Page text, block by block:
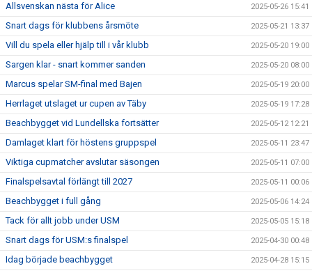
Allsvenskan nästa för Alice 2025-05-26 15:41
Snart dags för klubbens årsmöte 2025-05-21 13:37
Vill du spela eller hjälp till i vår klubb 2025-05-20 19:00
Sargen klar - snart kommer sanden 2025-05-20 08:00
Marcus spelar SM-final med Bajen 2025-05-19 20:00
Herrlaget utslaget ur cupen av Täby 2025-05-19 17:28
Beachbygget vid Lundellska fortsätter 2025-05-12 12:21
Damlaget klart för höstens gruppspel 2025-05-11 23:47
Viktiga cupmatcher avslutar säsongen 2025-05-11 07:00
Finalspelsavtal förlängt till 2027 2025-05-11 00:06
Beachbygget i full gång 2025-05-06 14:24
Tack för allt jobb under USM 2025-05-05 15:18
Snart dags för USM:s finalspel 2025-04-30 00:48
Idag började beachbygget 2025-04-28 15:15